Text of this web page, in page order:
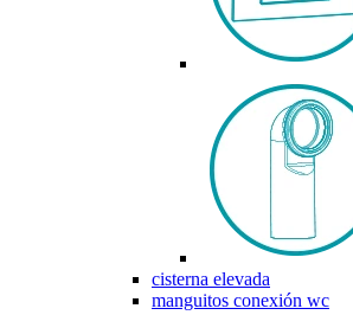
cisterna elevada
manguitos conexión wc